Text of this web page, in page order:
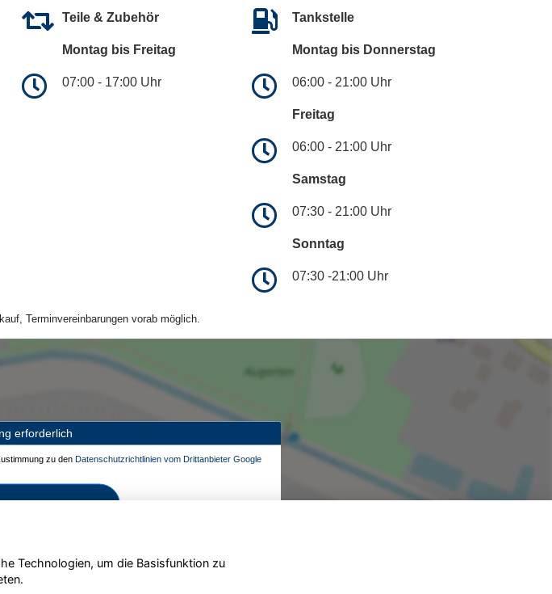
Teile & Zubehör
Montag bis Freitag
07:00 - 17:00 Uhr
Tankstelle
Montag bis Donnerstag
06:00 - 21:00 Uhr
Freitag
06:00 - 21:00 Uhr
Samstag
07:30 - 21:00 Uhr
Sonntag
07:30 -21:00 Uhr
Terminvereinbarungen vorab möglich.
erforderlich
zu den Datenschutzrichtlinien vom Drittanbieter Google
aktivieren
Technologien, um die Basisfunktion zu